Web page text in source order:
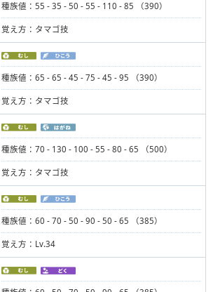
種族値：55 - 35 - 50 - 55 - 110 - 85 （390）
覚え方：タマゴ技
種族値：65 - 65 - 45 - 75 - 45 - 95 （390）
覚え方：タマゴ技
種族値：70 - 130 - 100 - 55 - 80 - 65 （500）
覚え方：タマゴ技
種族値：60 - 70 - 50 - 90 - 50 - 65 （385）
覚え方：Lv.34